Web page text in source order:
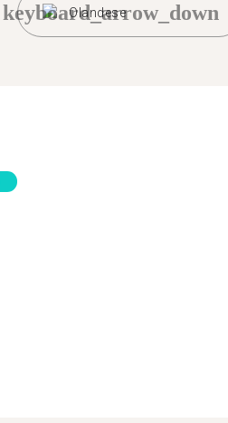
Olandese
keyboard_arrow_down